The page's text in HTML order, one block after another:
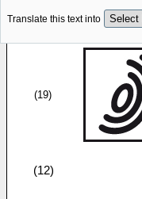
Translate this text into
(19)
(12)